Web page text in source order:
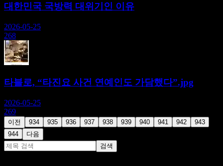
대한민국 국방력 대위기인 이유
2026-05-25
268
타블로, “타진요 사건 연예인도 가담했다”.jpg
2026-05-25
269
이전 934 935 936 937 938 939 940 941 942
943
944
다음
검색